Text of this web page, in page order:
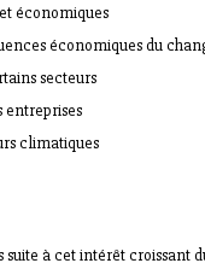
économiques
économiques du
secteurs
entreprises
climatiques
à cet intérêt croissant